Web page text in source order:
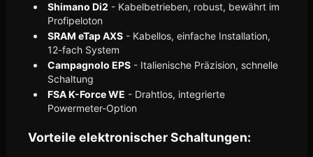
Shimano Di2 - Kabelbetrieben, robust, bewährt im
Profipeloton
SRAM eTap AXS - Kabellos, einfache Installation,
12-fach System
Campagnolo EPS - Italienische Präzision, schnelle
Schaltung
FSA K-Force WE - Drahtlos, integrierte
Powermeter-Option
Vorteile elektronischer Schaltungen: